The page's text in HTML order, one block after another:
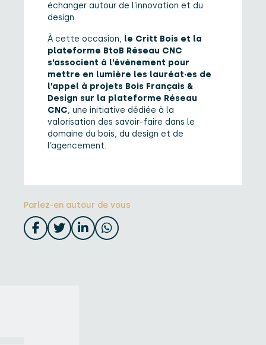
Parlez-en autour de vous
échanger autour de l’innovation et du
design.
À cette occasion, le Critt Bois et la
plateforme BtoB Réseau CNC
s’associent à l’événement pour
mettre en lumière les lauréat·es de
l’appel à projets Bois Français &
Design sur la plateforme Réseau
CNC, une initiative dédiée à la
valorisation des savoir-faire dans le
domaine du bois, du design et de
l’agencement.